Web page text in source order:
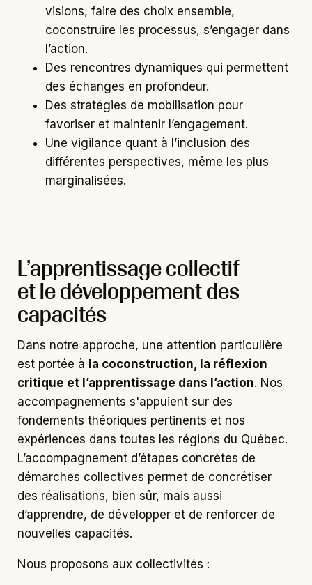
visions, faire des choix ensemble,
coconstruire les processus, s’engager dans
l’action.
Des rencontres dynamiques qui permettent
des échanges en profondeur.
Des stratégies de mobilisation pour
favoriser et maintenir l’engagement.
Une vigilance quant à l’inclusion des
différentes perspectives, même les plus
marginalisées.
L’apprentissage collectif
et le développement des
capacités
Dans notre approche, une attention particulière
est portée à la coconstruction, la réflexion
critique et l’apprentissage dans l’action. Nos
accompagnements s'appuient sur des
fondements théoriques pertinents et nos
expériences dans toutes les régions du Québec.
L’accompagnement d’étapes concrètes de
démarches collectives permet de concrétiser
des réalisations, bien sûr, mais aussi
d’apprendre, de développer et de renforcer de
nouvelles capacités.
Nous proposons aux collectivités :